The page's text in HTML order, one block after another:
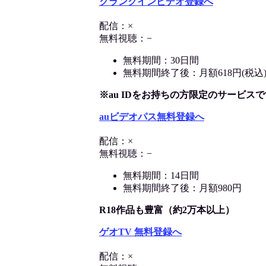
配信：×
無料視聴：−
無料期間：30日間
無料期間終了後：月額618円(税込)
※au IDをお持ちの方限定のサービス
auビデオパス無料登録へ
配信：×
無料視聴：−
無料期間：14日間
無料期間終了後：月額980円
R18作品も豊富（約2万本以上）
ゲオTV 無料登録へ
配信：×